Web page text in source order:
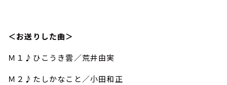
＜お送りした曲＞
Ｍ１♪ひこうき雲／荒井由実
Ｍ２♪たしかなこと／小田和正